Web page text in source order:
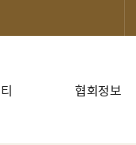
협회정보